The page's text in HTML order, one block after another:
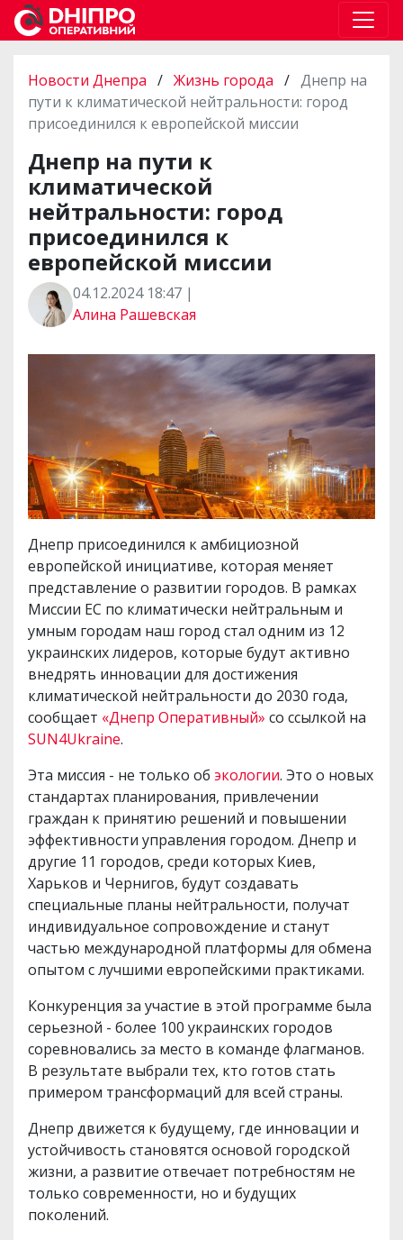
Новости Днепра / Жизнь города / Днепр на
пути к климатической нейтральности: город
присоединился к европейской миссии
Днепр на пути к
климатической
нейтральности: город
присоединился к
европейской миссии
04.12.2024 18:47 |
Алина Рашевская
Днепр присоединился к амбициозной
европейской инициативе, которая меняет
представление о развитии городов. В рамках
Миссии ЕС по климатически нейтральным и
умным городам наш город стал одним из 12
украинских лидеров, которые будут активно
внедрять инновации для достижения
климатической нейтральности до 2030 года,
сообщает «Днепр Оперативный» со ссылкой на
SUN4Ukraine.
Эта миссия - не только об экологии. Это о новых
стандартах планирования, привлечении
граждан к принятию решений и повышении
эффективности управления городом. Днепр и
другие 11 городов, среди которых Киев,
Харьков и Чернигов, будут создавать
специальные планы нейтральности, получат
индивидуальное сопровождение и станут
частью международной платформы для обмена
опытом с лучшими европейскими практиками.
Конкуренция за участие в этой программе была
серьезной - более 100 украинских городов
соревновались за место в команде флагманов.
В результате выбрали тех, кто готов стать
примером трансформаций для всей страны.
Днепр движется к будущему, где инновации и
устойчивость становятся основой городской
жизни, а развитие отвечает потребностям не
только современности, но и будущих
поколений.